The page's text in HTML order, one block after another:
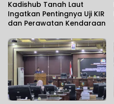
Kadishub Tanah Laut
Ingatkan Pentingnya Uji KIR
dan Perawatan Kendaraan